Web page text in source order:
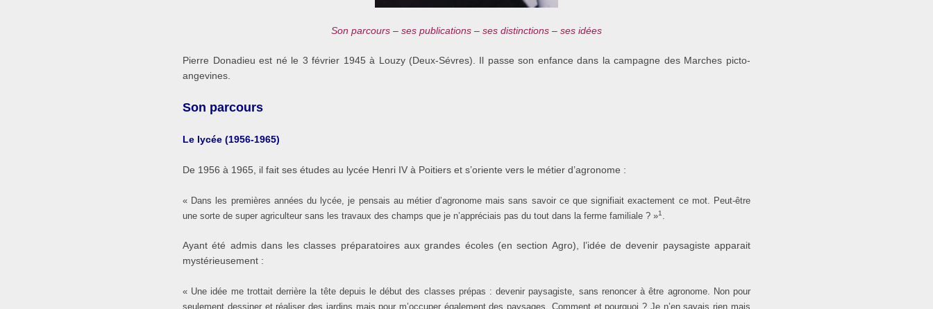
Son parcours – ses publications – ses distinctions – ses idées
Pierre Donadieu est né le 3 février 1945 à Louzy (Deux-Sévres). Il passe son enfance dans la campagne des Marches picto-
angevines.
Son parcours
Le lycée (1956-1965)
De 1956 à 1965, il fait ses études au lycée Henri IV à Poitiers et s’oriente vers le métier d’agronome :
« Dans les premières années du lycée, je pensais au métier d’agronome mais sans savoir ce que signifiait exactement ce mot. Peut-être
une sorte de super agriculteur sans les travaux des champs que je n’appréciais pas du tout dans la ferme familiale ? »1
Ayant été admis dans les classes préparatoires aux grandes écoles (en section Agro), l’idée de devenir paysagiste apparait
mystérieusement :
« Une idée me trottait derrière la tête depuis le début des classes prépas : devenir paysagiste, sans renoncer à être agronome. Non pour
seulement dessiner et réaliser des jardins mais pour m’occuper également des paysages. Comment et pourquoi ? Je n’en savais rien mais